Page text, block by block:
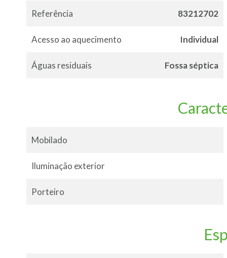
Referência 83212702
Acesso ao aquecimento Individual
Águas residuais Fossa séptica
Mobilado
Iluminação exterior
Porteiro